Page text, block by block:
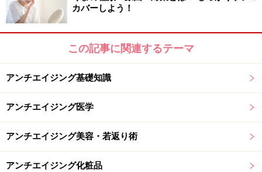
で安心感や幸福感を得られるのです。
イギリスの心理学の研究によると、社交的な人は内向的
で神経質な人に比べて健康で人生に対する満足感や幸福
感が高いことをご存知ですか？
この研究は、1946年生まれの人2千529人を対象に、10
だった人は、そうでない神経質で内向的な人に比べて、
年を取ってからも健康的で人生に対する満足度や幸福感
カバーしよう！
この記事に関連するテーマ
アンチエイジング基礎知識
アンチエイジング医学
アンチエイジング美容・若返り術
アンチエイジング化粧品